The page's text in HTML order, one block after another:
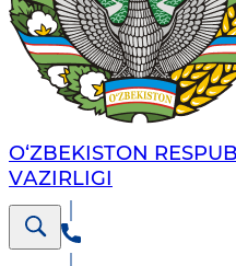
O‘ZBЕKISTОN
VАZIRLIGI